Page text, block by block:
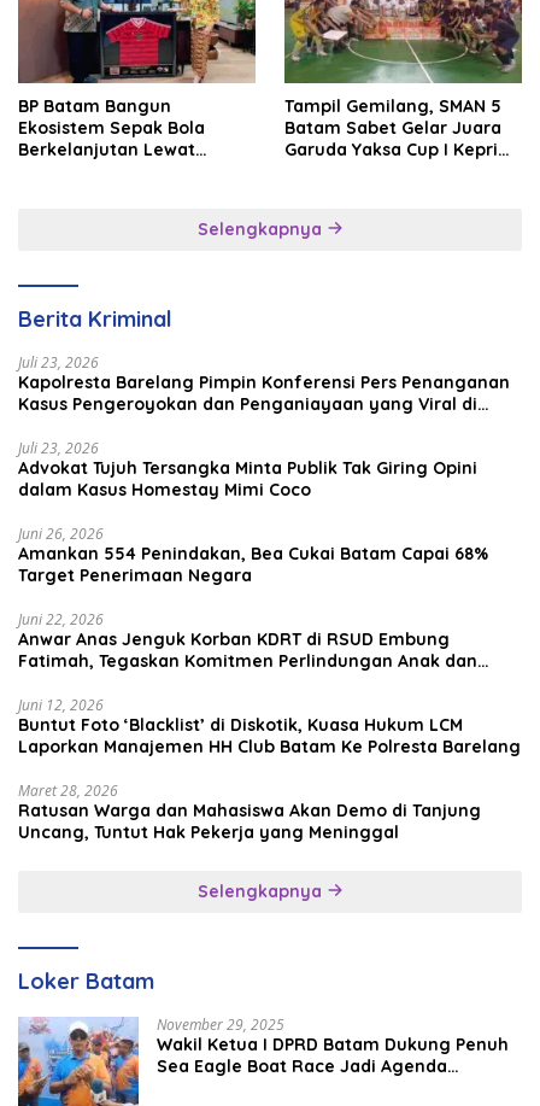
BP Batam Bangun
Ekosistem Sepak Bola
Berkelanjutan Lewat
Tampil Gemilang, SMAN 5
Batam Sabet Gelar Juara
Garuda Yaksa Cup I Kepri
Selengkapnya
Berita Kriminal
Juli 23, 2026
Kapolresta Barelang Pimpin Konferensi Pers Penanganan
Kasus Pengeroyokan dan Penganiayaan yang Viral di
Juli 23, 2026
Advokat Tujuh Tersangka Minta Publik Tak Giring Opini
dalam Kasus Homestay Mimi Coco
Juni 26, 2026
Amankan 554 Penindakan, Bea Cukai Batam Capai 68%
Target Penerimaan Negara
Juni 22, 2026
Anwar Anas Jenguk Korban KDRT di RSUD Embung
Fatimah, Tegaskan Komitmen Perlindungan Anak dan
Juni 12, 2026
Buntut Foto ‘Blacklist’ di Diskotik, Kuasa Hukum LCM
Laporkan Manajemen HH Club Batam Ke Polresta Barelang
Maret 28, 2026
Ratusan Warga dan Mahasiswa Akan Demo di Tanjung
Uncang, Tuntut Hak Pekerja yang Meninggal
Selengkapnya
Loker Batam
November 29, 2025
Wakil Ketua I DPRD Batam Dukung Penuh
Sea Eagle Boat Race Jadi Agenda